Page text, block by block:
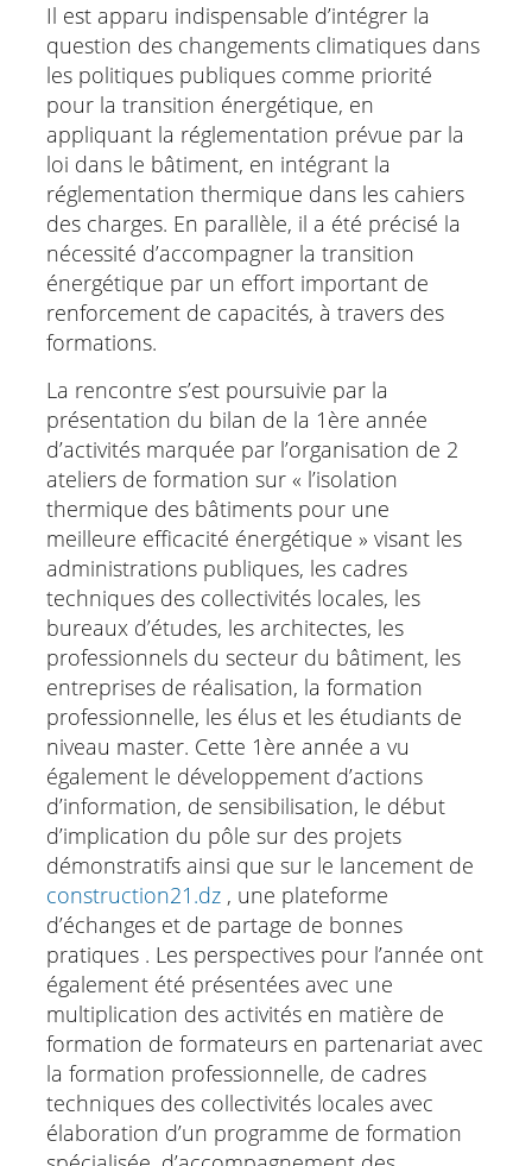
Il est apparu indispensable d’intégrer la
question des changements climatiques dans
les politiques publiques comme priorité
pour la transition énergétique, en
appliquant la réglementation prévue par la
loi dans le bâtiment, en intégrant la
réglementation thermique dans les cahiers
des charges. En parallèle, il a été précisé la
nécessité d’accompagner la transition
énergétique par un effort important de
renforcement de capacités, à travers des
formations.
La rencontre s’est poursuivie par la
présentation du bilan de la 1ère année
d’activités marquée par l’organisation de 2
ateliers de formation sur « l’isolation
thermique des bâtiments pour une
meilleure efficacité énergétique » visant les
administrations publiques, les cadres
techniques des collectivités locales, les
bureaux d’études, les architectes, les
professionnels du secteur du bâtiment, les
entreprises de réalisation, la formation
professionnelle, les élus et les étudiants de
niveau master. Cette 1ère année a vu
également le développement d’actions
d’information, de sensibilisation, le début
d’implication du pôle sur des projets
démonstratifs ainsi que sur le lancement de
construction21.dz , une plateforme
d’échanges et de partage de bonnes
pratiques . Les perspectives pour l’année ont
également été présentées avec une
multiplication des activités en matière de
formation de formateurs en partenariat avec
la formation professionnelle, de cadres
techniques des collectivités locales avec
élaboration d’un programme de formation